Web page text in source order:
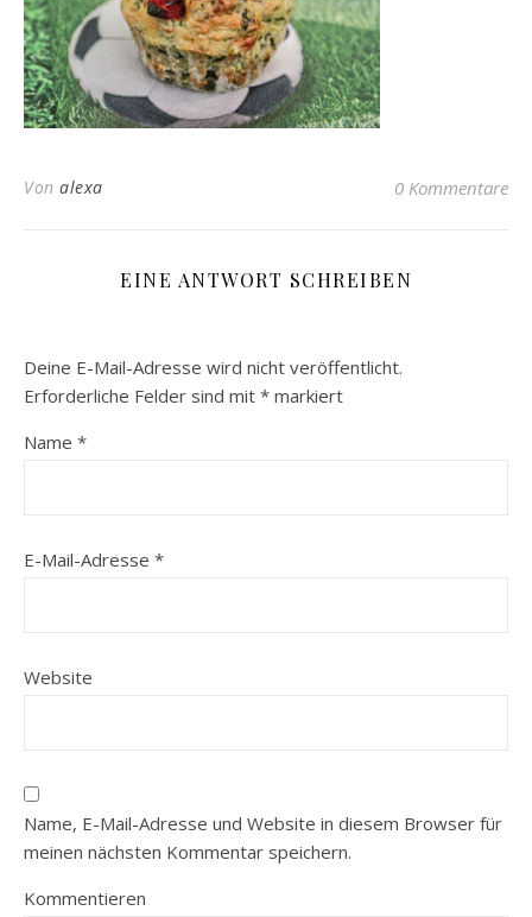
Von alexa 0 Kommentare
EINE ANTWORT SCHREIBEN
Deine E-Mail-Adresse wird nicht veröffentlicht.
Erforderliche Felder sind mit * markiert
Name *
E-Mail-Adresse *
Website
Name, E-Mail-Adresse und Website in diesem Browser für
meinen nächsten Kommentar speichern.
Kommentieren